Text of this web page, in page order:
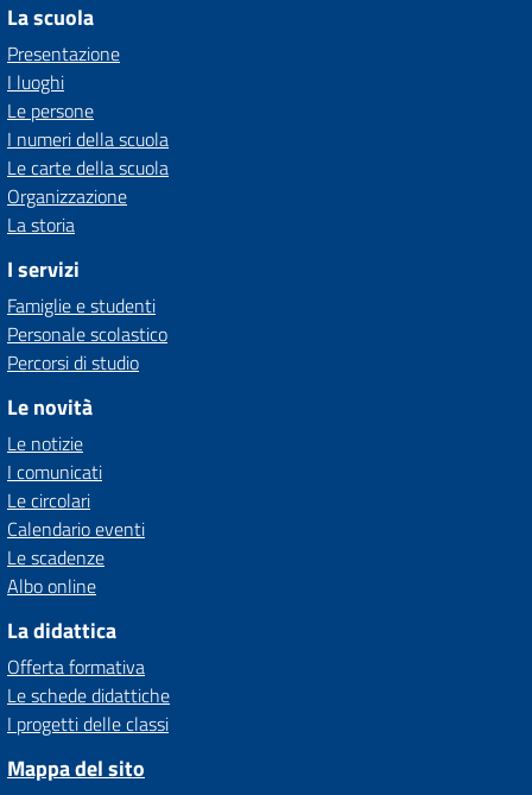
La scuola
Presentazione
I luoghi
Le persone
I numeri della scuola
Le carte della scuola
Organizzazione
La storia
I servizi
Famiglie e studenti
Personale scolastico
Percorsi di studio
Le novità
Le notizie
I comunicati
Le circolari
Calendario eventi
Le scadenze
Albo online
La didattica
Offerta formativa
Le schede didattiche
I progetti delle classi
Mappa del sito